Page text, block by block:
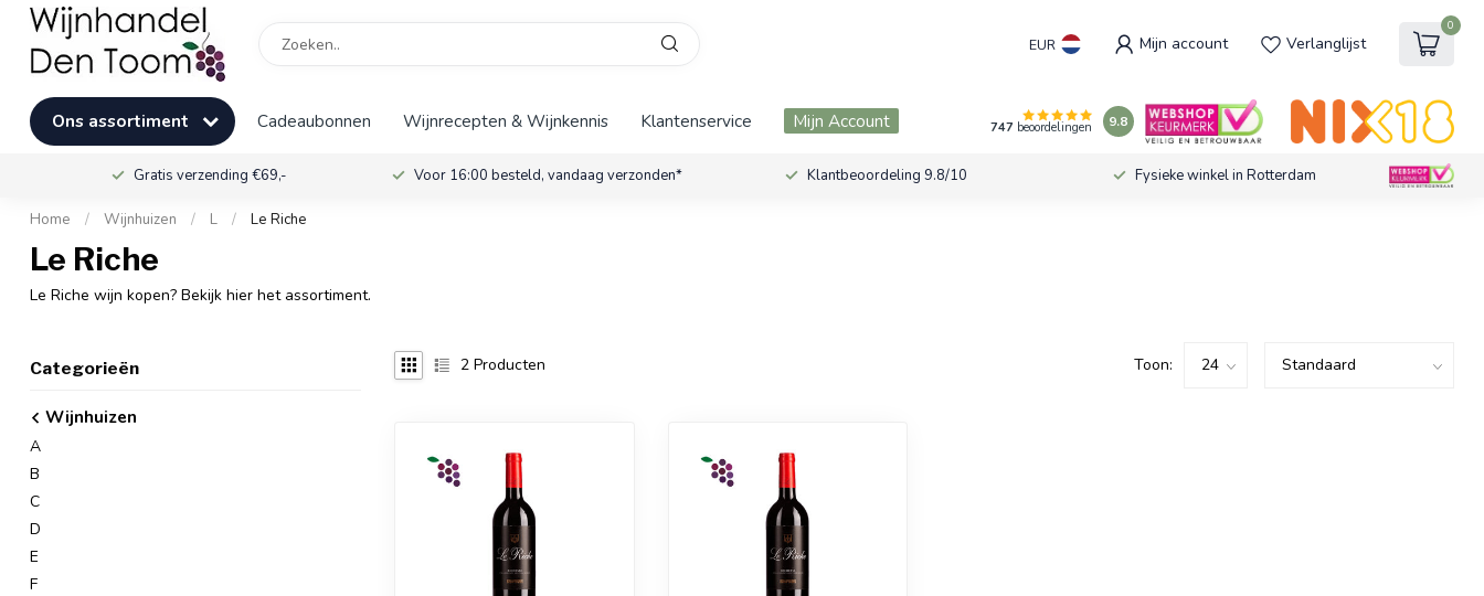
EUR Mijn account Verlanglijst
0
Ons assortiment Cadeaubonnen Wijnrecepten & Wijnkennis Klantenservice Mijn Account 747 beoordelingen 9.8
Gratis verzending €69,- Voor 16:00 besteld, vandaag verzonden* Klantbeoordeling 9.8/10 Fysieke winkel in Rotterdam
Home / Wijnhuizen / L / Le Riche
Le Riche
Le Riche wijn kopen? Bekijk hier het assortiment.
Categorieën
Wijnhuizen
A
B
C
D
E
F
2 Producten Toon: